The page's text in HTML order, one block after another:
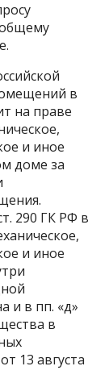
в
на праве
и иное
доме за
290 ГК РФ в
и иное
и в пп. «д»
в
13 августа